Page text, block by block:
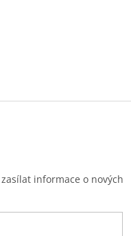
informace o nových